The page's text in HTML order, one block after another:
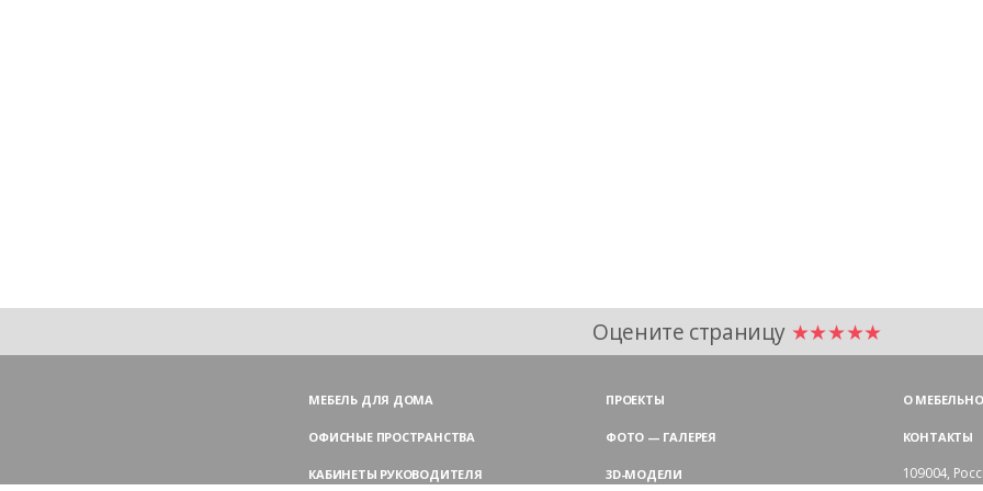
Оцените страницу ★★★★★
МЕБЕЛЬ ДЛЯ ДОМА
ОФИСНЫЕ ПРОСТРАНСТВА
КАБИНЕТЫ РУКОВОДИТЕЛЯ
ПРОЕКТЫ
ФОТО — ГАЛЕРЕЯ
3D-МОДЕЛИ
О
КОНТАКТЫ
109004,